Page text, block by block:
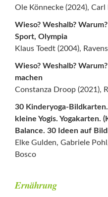
Ole Könnecke (2024), Carl
Wieso? Weshalb?
Sport, Olympia
Klaus Toedt (2004),
Wieso? Weshalb?
machen
Constanza Droop (2021),
30 Kinderyoga-
kleine Yogis. Yogakarten.
Balance. 30 Ideen auf
Elke Gulden, Gabriele
Bosco
Ernährung